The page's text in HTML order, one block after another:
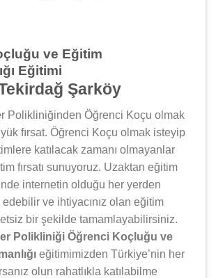
ve Eğitim
Eğitimi
Şarköy
Polikliniğinden Öğrenci Koçu olmak
fırsat. Öğrenci Koçu olmak isteyip
katılacak zamanı olmayanlar
fırsatı sunuyoruz. Uzaktan eğitim
internetin olduğu her yerden
ve ihtiyacınız olan eğitim
bir şekilde tamamlayabilirsiniz.
Polikliniği Öğrenci Koçluğu ve
eğitimimizden Türkiye’nin her
olun rahatlıkla katılabilme